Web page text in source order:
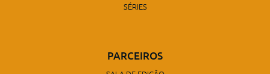
SÉRIES
PARCEIROS